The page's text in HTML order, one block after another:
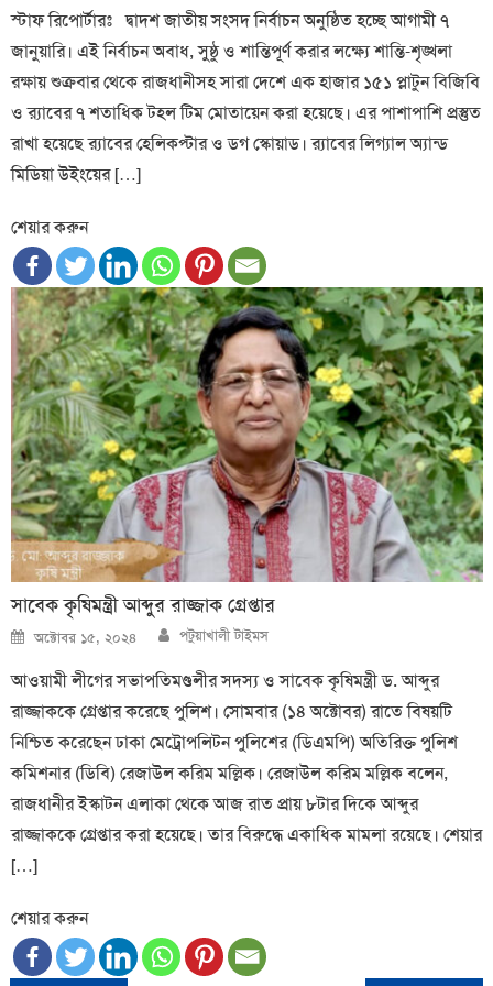
স্টাফ রিপোর্টারঃ দ্বাদশ জাতীয় সংসদ নির্বাচন অনুষ্ঠিত হচ্ছে আগামী ৭
জানুয়ারি। এই নির্বাচন অবাধ, সুষ্ঠু ও শান্তিপূর্ণ করার লক্ষ্যে শান্তি-শৃঙ্খলা
রক্ষায় শুক্রবার থেকে রাজধানীসহ সারা দেশে এক হাজার ১৫১ প্লাটুন বিজিবি
ও র‌্যাবের ৭ শতাধিক টহল টিম মোতায়েন করা হয়েছে। এর পাশাপাশি প্রস্তুত
রাখা হয়েছে র‌্যাবের হেলিকপ্টার ও ডগ স্কোয়াড। র‌্যাবের লিগ্যাল অ্যান্ড
মিডিয়া উইংয়ের […]
শেয়ার করুন
সাবেক কৃষিমন্ত্রী আব্দুর রাজ্জাক গ্রেপ্তার
Posted
on
অক্টোবর ১৫, ২০২৪ Author
পটুয়াখালী টাইমস
আওয়ামী লীগের সভাপতিমণ্ডলীর সদস্য ও সাবেক কৃষিমন্ত্রী ড. আব্দুর
রাজ্জাককে গ্রেপ্তার করেছে পুলিশ। সোমবার (১৪ অক্টোবর) রাতে বিষয়টি
নিশ্চিত করেছেন ঢাকা মেট্রোপলিটন পুলিশের (ডিএমপি) অতিরিক্ত পুলিশ
কমিশনার (ডিবি) রেজাউল করিম মল্লিক। রেজাউল করিম মল্লিক বলেন,
রাজধানীর ইস্কাটন এলাকা থেকে আজ রাত প্রায় ৮টার দিকে আব্দুর
রাজ্জাককে গ্রেপ্তার করা হয়েছে। তার বিরুদ্ধে একাধিক মামলা রয়েছে। শেয়ার
[…]
শেয়ার করুন